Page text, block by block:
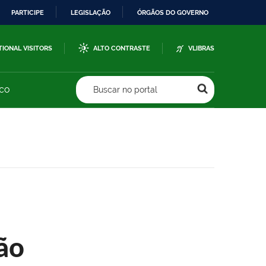
PARTICIPE LEGISLAÇÃO ÓRGÃOS DO GOVERNO
VISITORS ALTO CONTRASTE VLIBRAS
Buscar no portal